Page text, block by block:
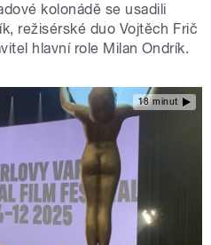
kolonádě se usadili
režisérské duo Vojtěch Frič
hlavní role Milan Ondrík.
18 minut